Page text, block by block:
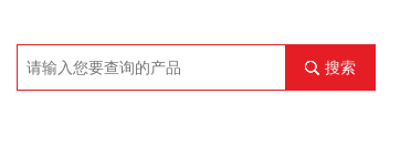
搜索